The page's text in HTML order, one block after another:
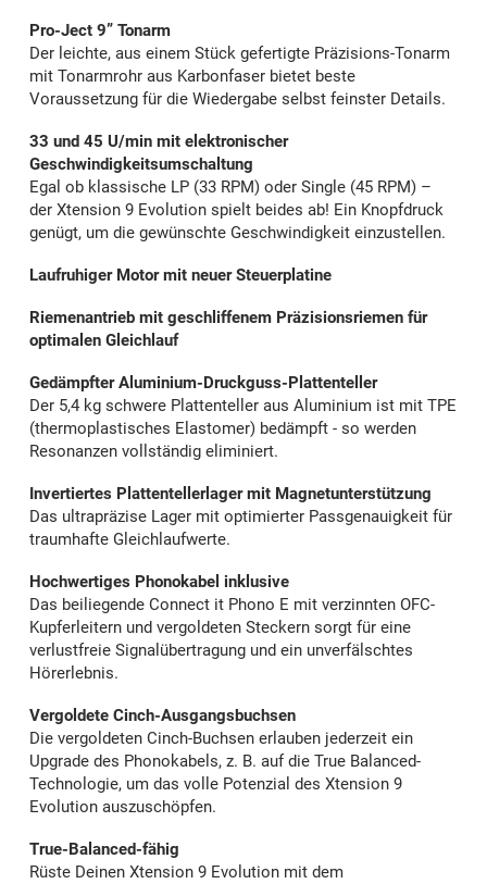
Pro-Ject 9” Tonarm
Der leichte, aus einem Stück gefertigte Präzisions-Ton­arm
mit Tonarmrohr aus Karbonfaser bietet beste
Voraussetzung für die Wiedergabe selbst feinster Details.
33 und 45 U/min mit elektronischer
Geschwindigkeitsumschaltung
Egal ob klassische LP (33 RPM) oder Single (45 RPM) –
der Xtension 9 Evolution spielt beides ab! Ein Knopfdruck
genügt, um die gewünschte Geschwindigkeit einzustellen.
Laufruhiger Motor mit neuer Steuerplatine
Riemenantrieb mit geschliffenem Präzisionsriemen für
optimalen Gleichlauf
Gedämpfter Aluminium-Druckguss-Plattenteller
Der 5,4 kg schwere Plattenteller aus Aluminium ist mit TPE
(thermoplastisches Elastomer) bedämpft - so werden
Resonanzen vollständig eliminiert.
Invertiertes Plattentellerlager mit Magnetunterstützung
Das ultrapräzise Lager mit optimierter Passgenauigkeit für
traumhafte Gleichlaufwerte.
Hochwertiges Phonokabel inklusive
Das beiliegende Connect it Phono E mit verzinnten OFC-
Kupferleitern und vergoldeten Steckern sorgt für eine
verlustfreie Signalübertragung und ein unverfälschtes
Hörerlebnis.
Vergoldete Cinch-Ausgangsbuchsen
Die vergoldeten Cinch-Buchsen erlauben jederzeit ein
Upgrade des Phonokabels, z. B. auf die True Balanced-
Technologie, um das volle Potenzial des Xtension 9
Evolution auszuschöpfen.
True-Balanced-fähig
Rüste Deinen Xtension 9 Evolution mit dem